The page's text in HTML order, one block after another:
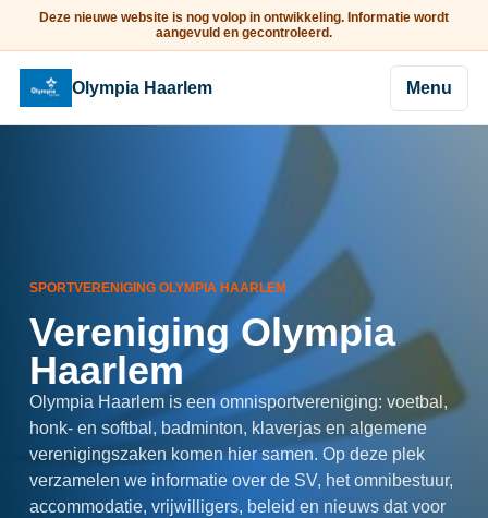
Deze nieuwe website is nog volop in ontwikkeling. Informatie wordt
aangevuld en gecontroleerd.
Olympia Haarlem Menu
SPORTVERENIGING OLYMPIA HAARLEM
Vereniging Olympia
Haarlem
Olympia Haarlem is een omnisportvereniging: voetbal,
honk- en softbal, badminton, klaverjas en algemene
verenigingszaken komen hier samen. Op deze plek
verzamelen we informatie over de SV, het omnibestuur,
accommodatie, vrijwilligers, beleid en nieuws dat voor